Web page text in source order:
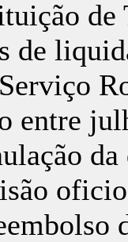
de
entre